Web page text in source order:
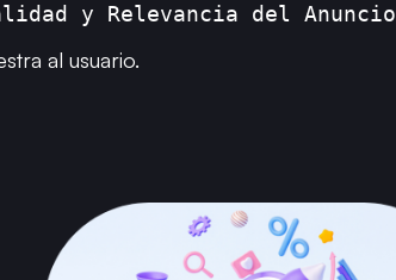
y Relevancia del Anuncio
al usuario.